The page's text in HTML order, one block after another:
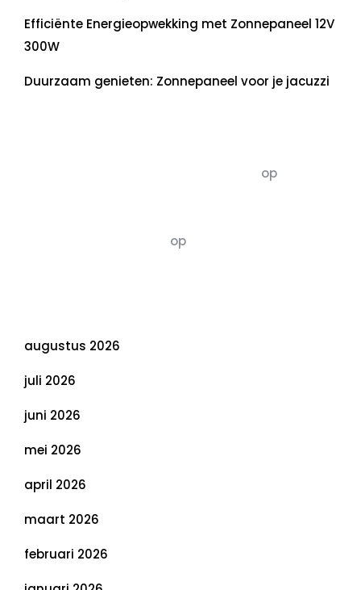
Efficiënte Energieopwekking met Zonnepaneel 12V
300W
Duurzaam genieten: Zonnepaneel voor je jacuzzi
op
op
augustus 2026
juli 2026
juni 2026
mei 2026
april 2026
maart 2026
februari 2026